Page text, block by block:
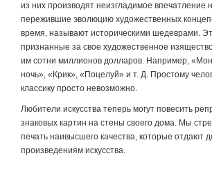
из них производят неизгладимое впечатление
пережившие эволюцию художественных
время, называют историческими шедеврами.
признанные за свое художественное
им сотни миллионов долларов. Например,
ночь», «Крик», «Поцелуй» и т. Д. Простому
классику просто невозможно.
Любители искусства теперь могут повесить
знаковых картин на стены своего дома. Мы
печать наивысшего качества, которые отдают
произведениям искусства.